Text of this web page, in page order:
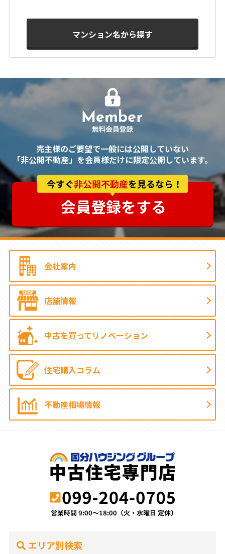
マンション名から探す
売主様のご要望で一般には公開していない
「非公開不動産」を会員様だけに限定公開しています。
会社案内
店舗情報
中古を買ってリノベーション
住宅購入コラム
不動産相場情報
エリア別検索